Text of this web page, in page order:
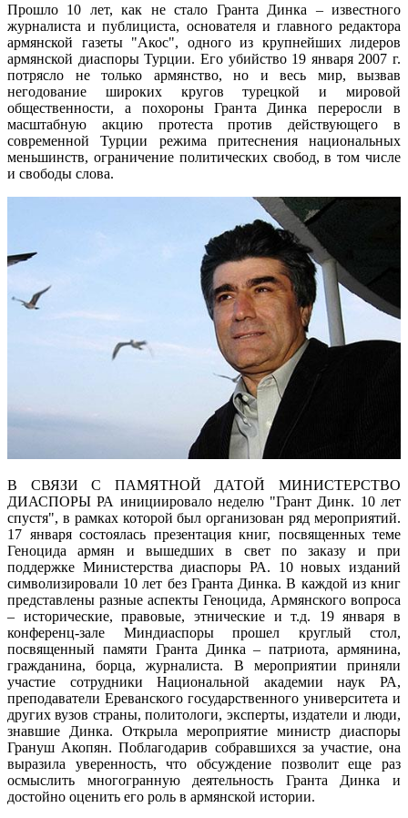
Прошло 10 лет, как не стало Гранта Динка – известного
журналиста и публициста, основателя и главного редактора
армянской газеты "Акос", одного из крупнейших лидеров
армянской диаспоры Турции. Его убийство 19 января 2007 г.
потрясло не только армянство, но и весь мир, вызвав
негодование широких кругов турецкой и мировой
общественности, а похороны Гранта Динка переросли в
масштабную акцию протеста против действующего в
современной Турции режима притеснения национальных
меньшинств, ограничение политических свобод, в том числе
и свободы слова.
В СВЯЗИ С ПАМЯТНОЙ ДАТОЙ МИНИСТЕРСТВО
ДИАСПОРЫ РА инициировало неделю "Грант Динк. 10 лет
спустя", в рамках которой был организован ряд мероприятий.
17 января состоялась презентация книг, посвященных теме
Геноцида армян и вышедших в свет по заказу и при
поддержке Министерства диаспоры РА. 10 новых изданий
символизировали 10 лет без Гранта Динка. В каждой из книг
представлены разные аспекты Геноцида, Армянского вопроса
– исторические, правовые, этнические и т.д. 19 января в
конференц-зале Миндиаспоры прошел круглый стол,
посвященный памяти Гранта Динка – патриота, армянина,
гражданина, борца, журналиста. В мероприятии приняли
участие сотрудники Национальной академии наук РА,
преподаватели Ереванского государственного университета и
других вузов страны, политологи, эксперты, издатели и люди,
знавшие Динка. Открыла мероприятие министр диаспоры
Грануш Акопян. Поблагодарив собравшихся за участие, она
выразила уверенность, что обсуждение позволит еще раз
осмыслить многогранную деятельность Гранта Динка и
достойно оценить его роль в армянской истории.